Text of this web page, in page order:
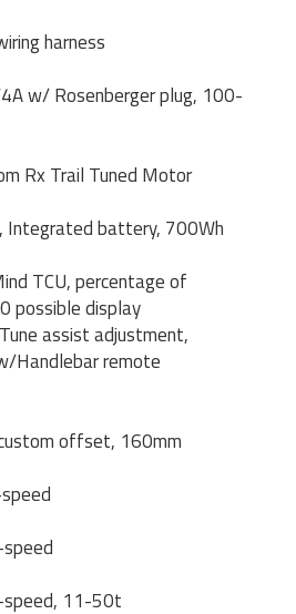
harness
w/ Rosenberger plug, 100-
Rx Trail Tuned Motor
Integrated battery, 700Wh
TCU, percentage of
possible display
assist adjustment,
Handlebar remote
offset, 160mm
speed, 11-50t